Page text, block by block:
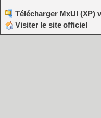
Télécharger MxUI (XP)
Visiter le site officiel